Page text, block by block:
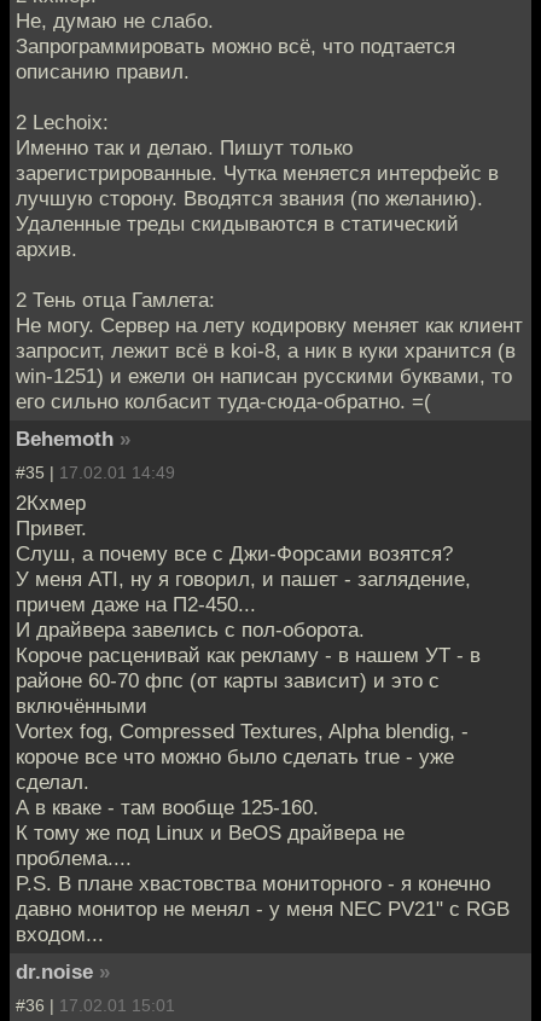
Не, думаю не слабо.
Запрограммировать можно всё, что подтается
описанию правил.
2 Lechoix:
Именно так и делаю. Пишут только
зарегистрированные. Чутка меняется интерфейс в
лучшую сторону. Вводятся звания (по желанию).
Удаленные треды скидываются в статический
архив.
2 Тень отца Гамлета:
Не могу. Сервер на лету кодировку меняет как клиент
запросит, лежит всё в koi-8, а ник в куки хранится (в
win-1251) и ежели он написан русскими буквами, то
его сильно колбасит туда-сюда-обратно. =(
Behemoth »
#35 | 17.02.01 14:49
2Кхмер
Привет.
Слуш, а почему все с Джи-Форсами возятся?
У меня ATI, ну я говорил, и пашет - заглядение,
причем даже на П2-450...
И драйвера завелись с пол-оборота.
Короче расценивай как рекламу - в нашем УТ - в
районе 60-70 фпс (от карты зависит) и это с
включёнными
Vortex fog, Compressed Textures, Alpha blendig, -
короче все что можно было сделать true - уже
сделал.
А в кваке - там вообще 125-160.
К тому же под Linux и BeOS драйвера не
проблема....
P.S. В плане хвастовства мониторного - я конечно
давно монитор не менял - у меня NEC PV21" с RGB
входом...
dr.noise »
#36 | 17.02.01 15:01